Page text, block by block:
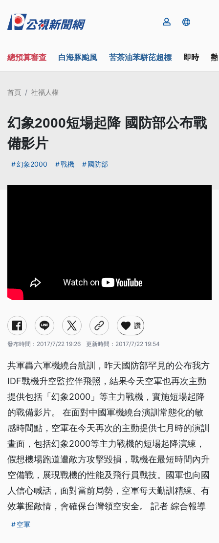
總預算審查 白海豚颱風 苦茶油苯駢芘超標 即時
首頁 社福人權
幻象2000短場起降 國防部公布戰
備影片
幻象2000 戰機 國防部
讚
發布時間： 2017/7/22 19:26 更新時間： 2017/7/22 19:54
共軍轟六軍機繞台航訓，昨天國防部罕見的公布我方
IDF戰機升空監控伴飛照，結果今天空軍也再次主動
提供包括「幻象2000」等主力戰機，實施短場起降
的戰備影片。 在面對中國軍機繞台演訓常態化的敏
感時間點，空軍在今天再次的主動提供七月時的演訓
畫面，包括幻象2000等主力戰機的短場起降演練，
假想機場跑道遭敵方攻擊毀損，戰機在最短時間內升
空備戰，展現戰機的性能及飛行員戰技。國軍也向國
人信心喊話，面對當前局勢，空軍每天勤訓精練、有
效掌握敵情，會確保台灣領空安全。 記者 綜合報導
空軍